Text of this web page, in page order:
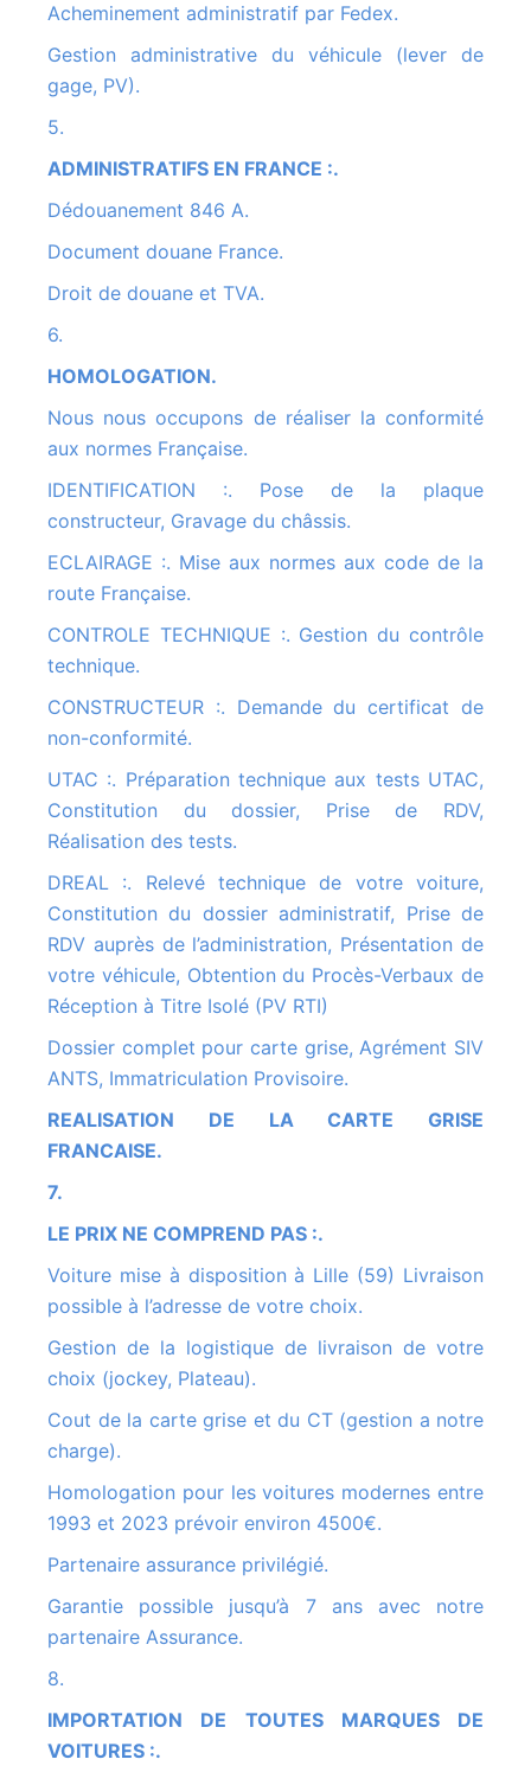
Acheminement administratif par Fedex.
Gestion administrative du véhicule (lever de
gage, PV).
5.
ADMINISTRATIFS EN FRANCE :.
Dédouanement 846 A.
Document douane France.
Droit de douane et TVA.
6.
HOMOLOGATION.
Nous nous occupons de réaliser la conformité
aux normes Française.
IDENTIFICATION :. Pose de la plaque
constructeur, Gravage du châssis.
ECLAIRAGE :. Mise aux normes aux code de la
route Française.
CONTROLE TECHNIQUE :. Gestion du contrôle
technique.
CONSTRUCTEUR :. Demande du certificat de
non-conformité.
UTAC :. Préparation technique aux tests UTAC,
Constitution du dossier, Prise de RDV,
Réalisation des tests.
DREAL :. Relevé technique de votre voiture,
Constitution du dossier administratif, Prise de
RDV auprès de l’administration, Présentation de
votre véhicule, Obtention du Procès-Verbaux de
Réception à Titre Isolé (PV RTI)
Dossier complet pour carte grise, Agrément SIV
ANTS, Immatriculation Provisoire.
REALISATION DE LA CARTE GRISE
FRANCAISE.
7.
LE PRIX NE COMPREND PAS :.
Voiture mise à disposition à Lille (59) Livraison
possible à l’adresse de votre choix.
Gestion de la logistique de livraison de votre
choix (jockey, Plateau).
Cout de la carte grise et du CT (gestion a notre
charge).
Homologation pour les voitures modernes entre
1993 et 2023 prévoir environ 4500€.
Partenaire assurance privilégié.
Garantie possible jusqu’à 7 ans avec notre
partenaire Assurance.
8.
IMPORTATION DE TOUTES MARQUES DE
VOITURES :.